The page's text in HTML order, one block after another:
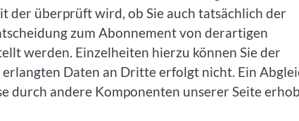
der überprüft wird, ob Sie auch tatsächlich der
zum Abonnement von derartigen
werden. Einzelheiten hierzu können Sie der
Daten an Dritte erfolgt nicht. Ein
durch andere Komponenten unserer Seite